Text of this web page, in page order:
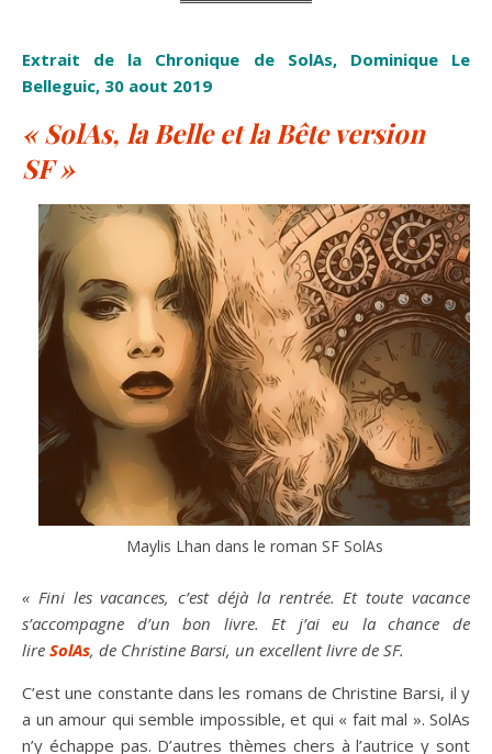
Extrait de la Chronique de SolAs, Dominique Le
Belleguic, 30 aout 2019
« SolAs, la Belle et la Bête version
SF »
Maylis Lhan dans le roman SF SolAs
« Fini les vacances, c’est déjà la rentrée. Et toute vacance
s’accompagne d’un bon livre. Et j’ai eu la chance de
lire SolAs, de Christine Barsi, un excellent livre de SF.
C’est une constante dans les romans de Christine Barsi, il y
a un amour qui semble impossible, et qui « fait mal ». SolAs
n’y échappe pas. D’autres thèmes chers à l’autrice y sont